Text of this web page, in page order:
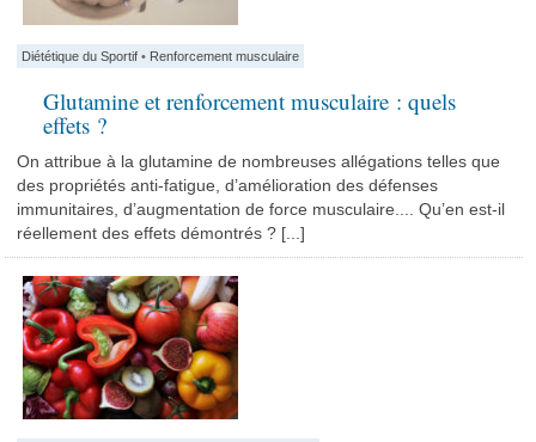
Diététique du Sportif • Renforcement musculaire
Glutamine et renforcement musculaire : quels
effets ?
On attribue à la glutamine de nombreuses allégations telles que
des propriétés anti-fatigue, d’amélioration des défenses
immunitaires, d’augmentation de force musculaire.... Qu’en est-il
réellement des effets démontrés ? [...]